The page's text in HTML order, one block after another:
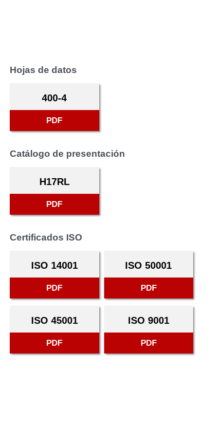
Hojas de datos
400-4
PDF
Catálogo de presentación
H17RL
PDF
Certificados ISO
ISO 14001
PDF
ISO 50001
PDF
ISO 45001
PDF
ISO 9001
PDF